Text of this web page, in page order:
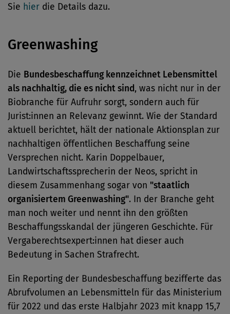
Sie hier die Details dazu.
Greenwashing
Die Bundesbeschaffung kennzeichnet Lebensmittel
als nachhaltig, die es nicht sind, was nicht nur in der
Biobranche für Aufruhr sorgt, sondern auch für
Jurist:innen an Relevanz gewinnt. Wie der Standard
aktuell berichtet, hält der nationale Aktionsplan zur
nachhaltigen öffentlichen Beschaffung seine
Versprechen nicht. Karin Doppelbauer,
Landwirtschaftssprecherin der Neos, spricht in
diesem Zusammenhang sogar von "staatlich
organisiertem Greenwashing". In der Branche geht
man noch weiter und nennt ihn den größten
Beschaffungsskandal der jüngeren Geschichte. Für
Vergaberechtsexpert:innen hat dieser auch
Bedeutung in Sachen Strafrecht.
Ein Reporting der Bundesbeschaffung bezifferte das
Abrufvolumen an Lebensmitteln für das Ministerium
für 2022 und das erste Halbjahr 2023 mit knapp 15,7